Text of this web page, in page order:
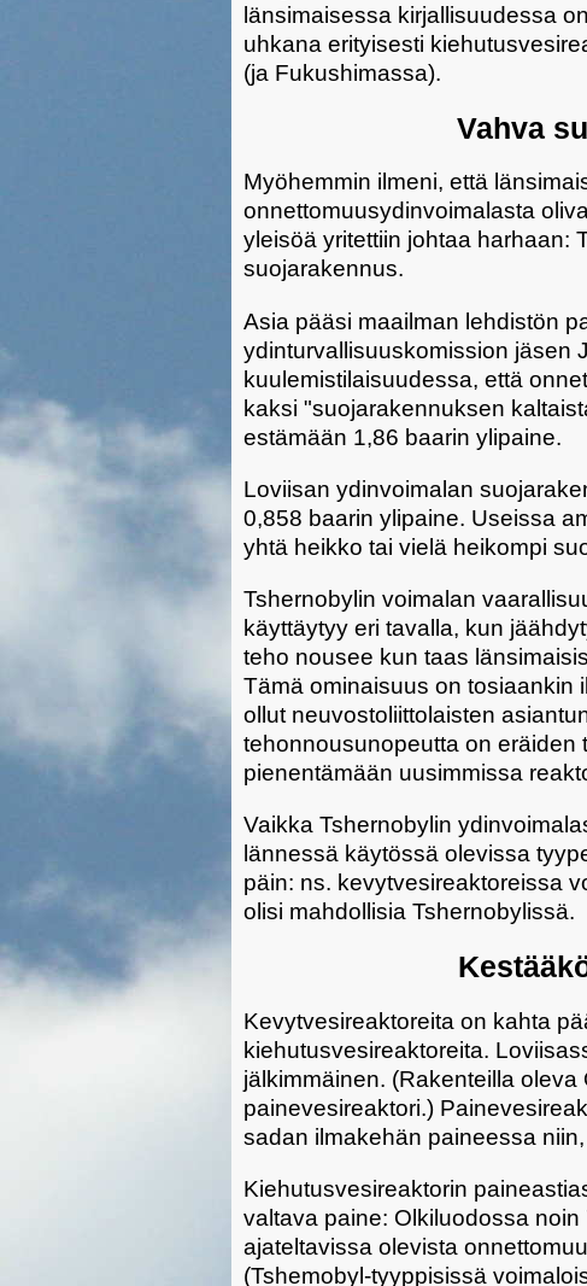
länsimaisessa kirjallisuudessa
uhkana erityisesti
(ja Fukushimassa).
Vahva
Myöhemmin ilmeni, että
onnettomuusydinvoimalasta
yleisöä yritettiin johtaa harhaan:
suojarakennus.
Asia pääsi maailman lehdistön
ydinturvallisuuskomission jäsen
kuulemistilaisuudessa, että
kaksi "suojarakennuksen
estämään 1,86 baarin ylipaine.
Loviisan ydinvoimalan
0,858 baarin ylipaine. Useissa
yhtä heikko tai vielä heikompi
Tshernobylin voimalan
käyttäytyy eri tavalla, kun
teho nousee kun taas
Tämä ominaisuus on tosiaankin
ollut neuvostoliittolaisten
tehonnousunopeutta on eräiden
pienentämään uusimmissa
Vaikka Tshernobylin
lännessä käytössä olevissa
päin: ns. kevytvesireaktoreissa
olisi mahdollisia Tshernobylissä.
Kevytvesireaktoreita on kahta
kiehutusvesireaktoreita.
jälkimmäinen. (Rakenteilla
painevesireaktori.)
sadan ilmakehän paineessa
Kiehutusvesireaktorin
valtava paine: Olkiluodossa
ajateltavissa olevista
(Tshemobyl-tyyppisissä